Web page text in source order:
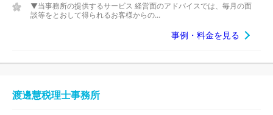
▼当事務所の提供するサービス 経営面のアドバイスでは、毎月の面
談等をとおして得られるお客様からの...
事例・料金を見る
渡邊慧税理士事務所